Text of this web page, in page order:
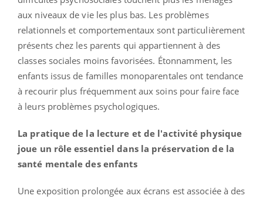
aux niveaux de vie les plus bas. Les problèmes
relationnels et comportementaux sont particulièrement
présents chez les parents qui appartiennent à des
classes sociales moins favorisées. Étonnamment, les
enfants issus de familles monoparentales ont tendance
à recourir plus fréquemment aux soins pour faire face
à leurs problèmes psychologiques.
La pratique de la lecture et de l'activité physique
joue un rôle essentiel dans la préservation de la
santé mentale des enfants
Une exposition prolongée aux écrans est associée à des